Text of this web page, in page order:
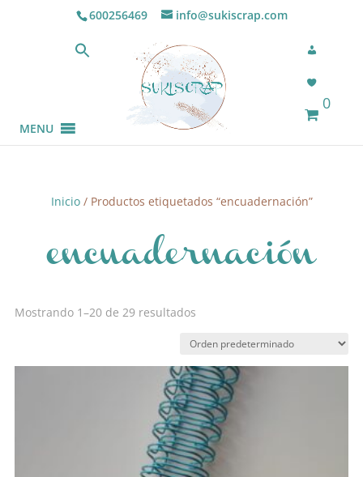
600256469 info@sukiscrap.com
0
MENU
Inicio/ Productos etiquetados “encuadernación”
encuadernación
Mostrando 1–20 de 29 resultados